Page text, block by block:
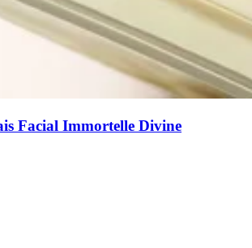
Facial Immortelle Divine